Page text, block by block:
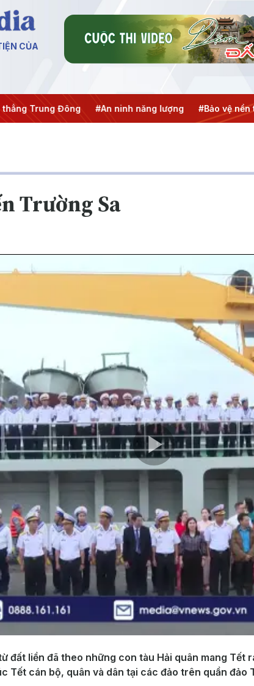
CỦA
Trung Đông #An ninh năng lượng #Bảo vệ nền
Trường Sa
Play
Video
đất liền đã theo những con tàu Hải quân mang Tết
Tết cán bộ, quân và dân tại các đảo trên quần đảo